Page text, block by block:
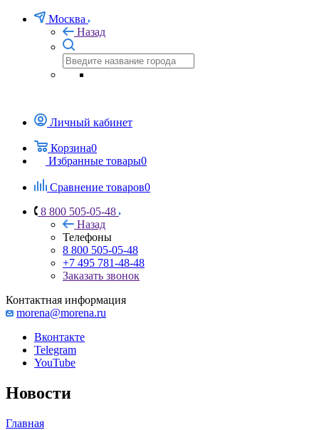
Москва
Назад
Личный кабинет
Корзина0
Избранные товары0
Сравнение товаров0
8 800 505-05-48
Назад
Телефоны
8 800 505-05-48
+7 495 781-48-48
Заказать звонок
Контактная информация
morena@morena.ru
Вконтакте
Telegram
YouTube
Новости
Главная